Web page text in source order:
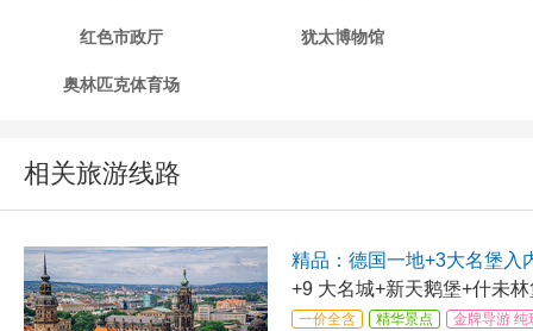
红色市政厅 犹太博物馆
奥林匹克体育场
相关旅游线路
精品：德国一地+3大名堡入
+9 大名城+新天鹅堡+什未
一价全含 精华景点
金牌导游 纯